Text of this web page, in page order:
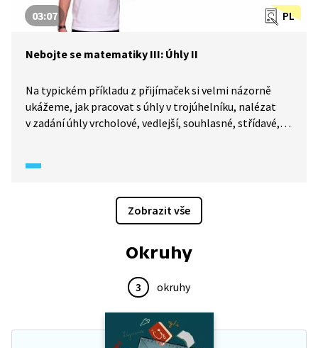
PL
03:07
Nebojte se matematiky III: Úhly II
Na typickém příkladu z přijímaček si velmi názorně
ukážeme, jak pracovat s úhly v trojúhelníku, nalézat
v zadání úhly vrcholové, vedlejší, souhlasné, střídavé,
přijímačky zvládnete – nebojte se matematiky!
Zobrazit vše
Okruhy
3 okruhy